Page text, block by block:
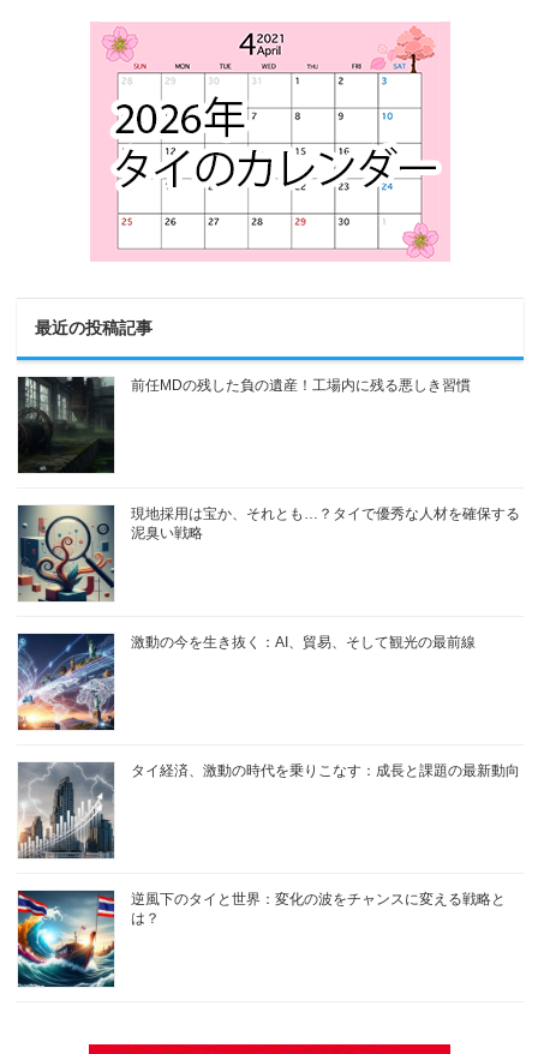
最近の投稿記事
前任MDの残した負の遺産！工場内に残る悪しき習慣
現地採用は宝か、それとも…？タイで優秀な人材を確保する
泥臭い戦略
激動の今を生き抜く：AI、貿易、そして観光の最前線
タイ経済、激動の時代を乗りこなす：成長と課題の最新動向
逆風下のタイと世界：変化の波をチャンスに変える戦略と
は？